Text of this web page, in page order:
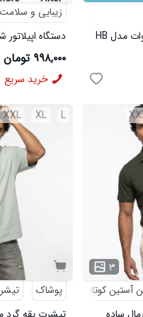
چراغ شارژی خورشیدی 80 وات مدل HB
زیبایی و سلامت
دستگاه
۹۹۸,۰۰۰ تومان
خرید سریع
۳
آستین کوتاه
L
XL
XXL
پوشاک